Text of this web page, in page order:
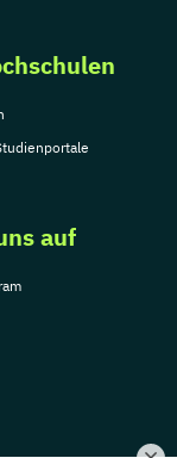
auf